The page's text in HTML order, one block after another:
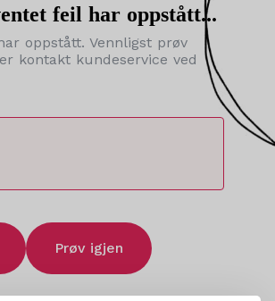
feil har oppstått...
oppstått. Vennligst prøv
kontakt kundeservice ved
Prøv igjen